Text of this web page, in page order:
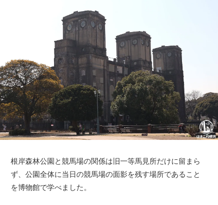
根岸森林公園と競馬場の関係は旧一等馬見所だけに留まら
ず、公園全体に当日の競馬場の面影を残す場所であること
を博物館で学べました。